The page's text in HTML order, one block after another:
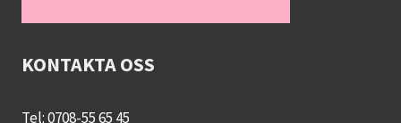
KONTAKTA OSS
Tel: 0708-55 65 45